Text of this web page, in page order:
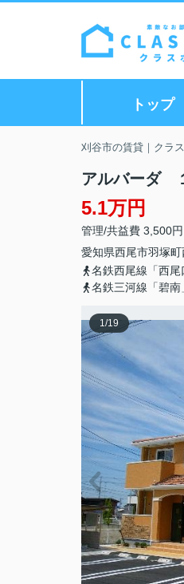
トップ
刈谷市の賃貸｜クラ
アルバーダ
5.1万円
管理/共益費 3,500円
愛知県西尾市羽塚町
名鉄西尾線「西
名鉄三河線「碧
1/19